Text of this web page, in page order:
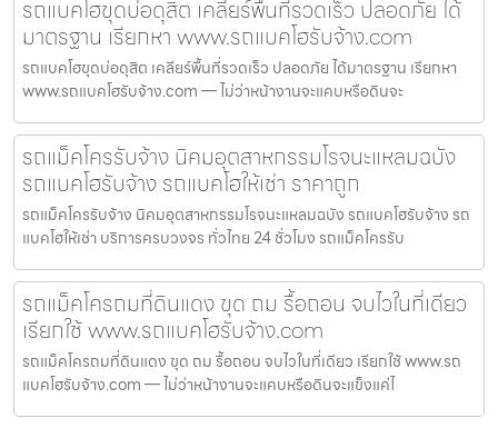
รถแบคโฮขุดบ่อดุสิต เคลียร์พื้นที่รวดเร็ว ปลอดภัย ได้
มาตรฐาน เรียกหา www.รถแบคโฮรับจ้าง.com
รถแบคโฮขุดบ่อดุสิต เคลียร์พื้นที่รวดเร็ว ปลอดภัย ได้มาตรฐาน เรียกหา
www.รถแบคโฮรับจ้าง.com — ไม่ว่าหน้างานจะแคบหรือดินจะ
รถแม็คโครรับจ้าง นิคมอุตสาหกรรมโรจนะแหลมฉบัง
รถแบคโฮรับจ้าง รถแบคโฮให้เช่า ราคาถูก
รถแม็คโครรับจ้าง นิคมอุตสาหกรรมโรจนะแหลมฉบัง รถแบคโฮรับจ้าง รถ
แบคโฮให้เช่า บริการครบวงจร ทั่วไทย 24 ชั่วโมง รถแม็คโครรับ
รถแม็คโครถมที่ดินแดง ขุด ถม รื้อถอน จบไวในที่เดียว
เรียกใช้ www.รถแบคโฮรับจ้าง.com
รถแม็คโครถมที่ดินแดง ขุด ถม รื้อถอน จบไวในที่เดียว เรียกใช้ www.รถ
แบคโฮรับจ้าง.com — ไม่ว่าหน้างานจะแคบหรือดินจะแข็งแค่ไ